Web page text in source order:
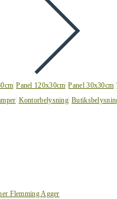
Panel 120x30cm Panel 30x30cm
Kontorbelysning
Flemming Agger